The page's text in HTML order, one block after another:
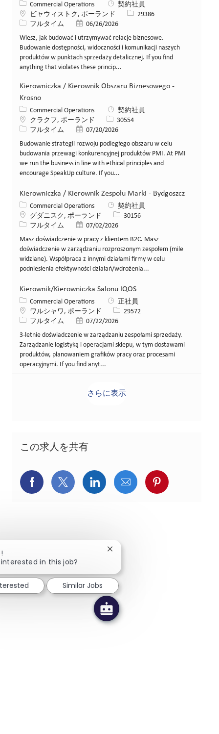
カテゴリー
Commercial Operations
契約社員
場所ビャウィストク, ポーランド 求人ID29386
役職フルタイム 投稿日06/26/2026
Wiesz, jak budować i utrzymywać relacje biznesowe.
Budowanie dostępności, widoczności i komunikacji naszych
produktów w punktach sprzedaży detalicznej. If you find
anything that violates these princip...
Kierowniczka / Kierownik Obszaru Biznesowego -
Krosno
カテゴリー
Commercial Operations
契約社員
場所クラクフ, ポーランド 求人ID30554
役職フルタイム 投稿日07/20/2026
Budowanie strategii rozwoju podległego obszaru w celu
budowania przewagi konkurencyjnej produktów PMI. At PMI
we run the business in line with ethical principles and
encourage SpeakUp culture. If you...
Kierowniczka / Kierownik Zespołu Marki - Bydgoszcz
カテゴリー
Commercial Operations
契約社員
場所グダニスク, ポーランド 求人ID30156
役職フルタイム 投稿日07/02/2026
Masz doświadczenie w pracy z klientem B2C. Masz
doświadczenie w zarządzaniu rozproszonym zespołem (mile
widziane). Współpraca z innymi działami firmy w celu
podniesienia efektywności działań/wdrożenia...
Kierownik/Kierowniczka Salonu IQOS
カテゴリー
Commercial Operations
正社員
場所ワルシャワ, ポーランド 求人ID29572
役職フルタイム 投稿日07/22/2026
3-letnie doświadczenie w zarządzaniu zespołami sprzedaży.
Zarządzanie logistyką i operacjami sklepu, w tym dostawami
produktów, planowaniem grafików pracy oraz procesami
operacyjnymi. If you find anyt...
さらに表示
この求人を共有
Facebookでシェア
X(旧Twitter)でシェア
LinkedInでシェア
メールでシェア
Pinterestで
in this job?
Close chatbot notification
Similar Jobs